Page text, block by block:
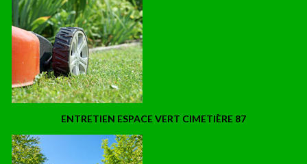
ENTRETIEN ESPACE VERT CIMETIÈRE 87